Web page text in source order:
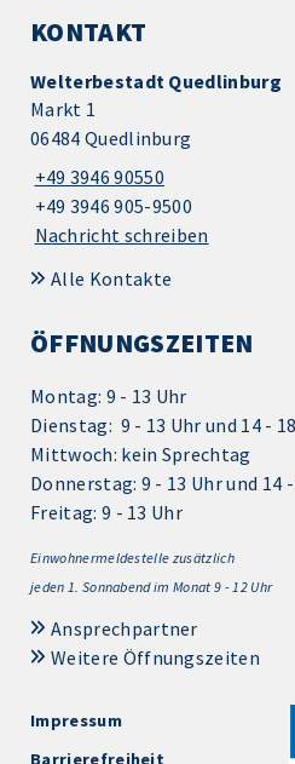
KONTAKT
Welterbestadt Quedlinburg
Markt 1
06484 Quedlinburg
+49 3946 90550
+49 3946 905-9500
Nachricht schreiben
Alle Kontakte
ÖFFNUNGSZEITEN
Montag: 9 - 13 Uhr
Dienstag: 9 - 13 Uhr und 14 -
Mittwoch: kein Sprechtag
Donnerstag: 9 - 13 Uhr und 14
Freitag: 9 - 13 Uhr
Einwohnermeldestelle zusätzlich
jeden 1. Sonnabend im Monat 9 - 12 Uhr
Ansprechpartner
Weitere Öffnungszeiten
Impressum
Barrierefreiheit